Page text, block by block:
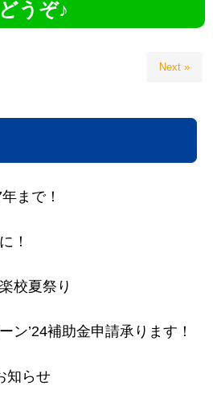
どうぞ♪
Next »
まで！
！
校夏祭り
ン’24補助金申請承ります！
知らせ